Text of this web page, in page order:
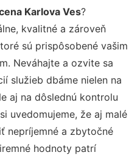
Karlova Ves?
kvalitné a zároveň
sú prispôsobené vašim
Neváhajte a ozvite sa
služieb dbáme nielen na
aj na dôslednú kontrolu
uvedomujeme, že aj malé
nepríjemné a zbytočné
hodnoty patrí